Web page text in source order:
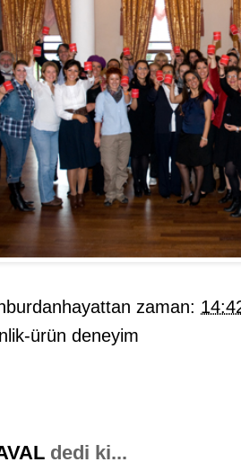
zaman:
ürün deneyim
dedi ki...